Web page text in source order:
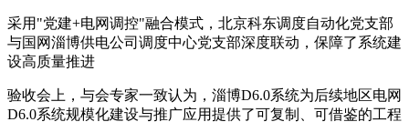
采用"党建+电网调控"融合模式，北京科东调度自动化党支部
与国网淄博供电公司调度中心党支部深度联动，保障了系统建
设高质量推进
验收会上，与会专家一致认为，淄博D6.0系统为后续地区电网
D6.0系统规模化建设与推广应用提供了可复制、可借鉴的工程